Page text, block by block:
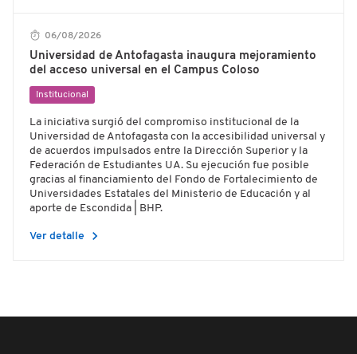
06/08/2026
Universidad de Antofagasta inaugura mejoramiento
del acceso universal en el Campus Coloso
Institucional
La iniciativa surgió del compromiso institucional de la
Universidad de Antofagasta con la accesibilidad universal y
de acuerdos impulsados entre la Dirección Superior y la
Federación de Estudiantes UA. Su ejecución fue posible
gracias al financiamiento del Fondo de Fortalecimiento de
Universidades Estatales del Ministerio de Educación y al
aporte de Escondida | BHP.
Ver detalle chevron_right